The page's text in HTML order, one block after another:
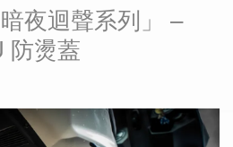
夜迴聲系列」 –
防燙蓋